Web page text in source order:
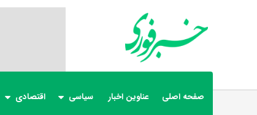
صفحه اصلی عناوین اخبار سیاسی اقتصادی